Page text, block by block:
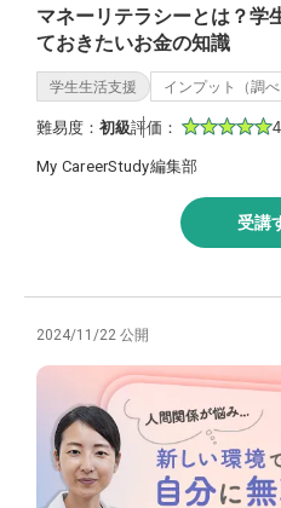
マネーリテラシーとは？学
ておきたいお金の知識
学生生活支援 インプット（調べ
難易度： 初級評価：
My CareerStudy編集部
受講
2024/11/22 公開